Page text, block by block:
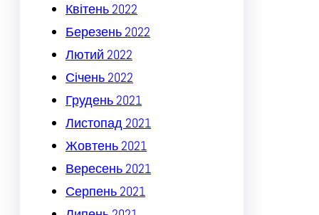
Квітень 2022
Березень 2022
Лютий 2022
Січень 2022
Грудень 2021
Листопад 2021
Жовтень 2021
Вересень 2021
Серпень 2021